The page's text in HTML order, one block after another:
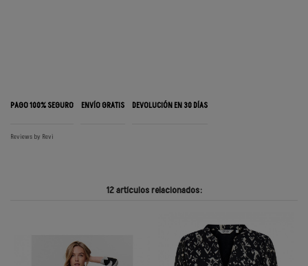
PAGO 100% SEGURO ENVÍO GRATIS DEVOLUCIÓN EN 30 DÍAS
Reviews by Revi
12 artículos relacionados: